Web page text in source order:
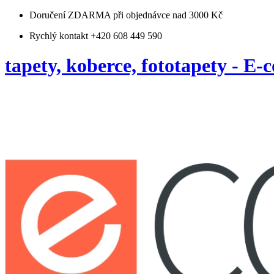
Doručení ZDARMA při objednávce nad 3000 Kč
Rychlý kontakt +420 608 449 590
tapety, koberce, fototapety - E-